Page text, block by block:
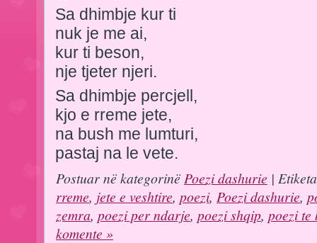
Sa dhimbje kur ti
nuk je me ai,
kur ti beson,
nje tjeter njeri.
Sa dhimbje percjell,
kjo e rreme jete,
na bush me lumturi,
pastaj na le vete.
Postuar në kategorinë Poezi dashurie |
rreme, jete e veshtire, poezi, Poezi dashurie,
zemra, poezi per ndarje, poezi shqip, poezi te
komente »